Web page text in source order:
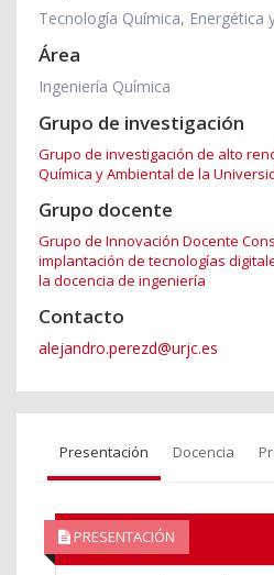
Tecnología Química, Energética
Área
Ingeniería Química
Grupo de investigación
Grupo de investigación de alto
Química y Ambiental de la
Grupo docente
Grupo de Innovación Docente
implantación de tecnologías
la docencia de ingeniería
Contacto
alejandro.perezd@urjc.es
Presentación Docencia
PRESENTACIÓN